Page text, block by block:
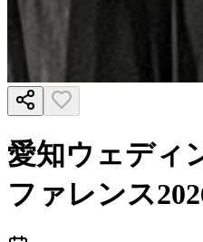
愛知ウェディ
ファレンス